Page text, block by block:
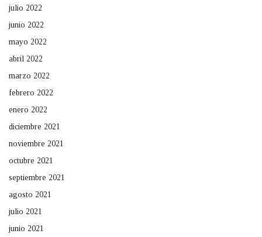
julio 2022
junio 2022
mayo 2022
abril 2022
marzo 2022
febrero 2022
enero 2022
diciembre 2021
noviembre 2021
octubre 2021
septiembre 2021
agosto 2021
julio 2021
junio 2021